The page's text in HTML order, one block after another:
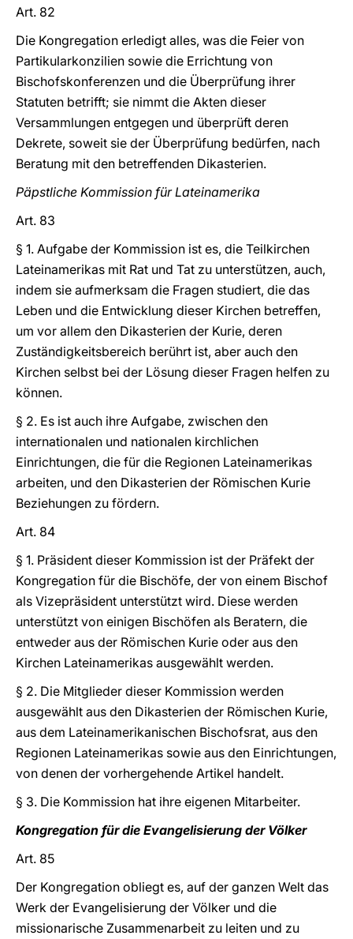
Art. 82
Die Kongregation erledigt alles, was die Feier von
Partikularkonzilien sowie die Errichtung von
Bischofskonferenzen und die Überprüfung ihrer
Statuten betrifft; sie nimmt die Akten dieser
Versammlungen entgegen und überprüft deren
Dekrete, soweit sie der Überprüfung bedürfen, nach
Beratung mit den betreffenden Dikasterien.
Päpstliche Kommission für Lateinamerika
Art. 83
§ 1. Aufgabe der Kommission ist es, die Teilkirchen
Lateinamerikas mit Rat und Tat zu unterstützen, auch,
indem sie aufmerksam die Fragen studiert, die das
Leben und die Entwicklung dieser Kirchen betreffen,
um vor allem den Dikasterien der Kurie, deren
Zuständigkeitsbereich berührt ist, aber auch den
Kirchen selbst bei der Lösung dieser Fragen helfen zu
können.
§ 2. Es ist auch ihre Aufgabe, zwischen den
internationalen und nationalen kirchlichen
Einrichtungen, die für die Regionen Lateinamerikas
arbeiten, und den Dikasterien der Römischen Kurie
Beziehungen zu fördern.
Art. 84
§ 1. Präsident dieser Kommission ist der Präfekt der
Kongregation für die Bischöfe, der von einem Bischof
als Vizepräsident unterstützt wird. Diese werden
unterstützt von einigen Bischöfen als Beratern, die
entweder aus der Römischen Kurie oder aus den
Kirchen Lateinamerikas ausgewählt werden.
§ 2. Die Mitglieder dieser Kommission werden
ausgewählt aus den Dikasterien der Römischen Kurie,
aus dem Lateinamerikanischen Bischofsrat, aus den
Regionen Lateinamerikas sowie aus den Einrichtungen,
von denen der vorhergehende Artikel handelt.
§ 3. Die Kommission hat ihre eigenen Mitarbeiter.
Kongregation für die Evangelisierung der Völker
Art. 85
Der Kongregation obliegt es, auf der ganzen Welt das
Werk der Evangelisierung der Völker und die
missionarische Zusammenarbeit zu leiten und zu